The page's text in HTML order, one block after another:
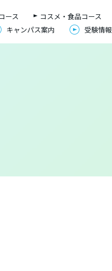
ース コスメ・食品コース
キャンパス案内 受験情報